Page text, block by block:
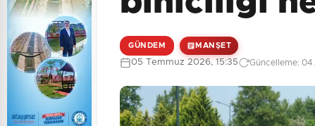
GÜNDEM MANŞET
05 Temmuz 2026, 15:35 Güncelleme: 04